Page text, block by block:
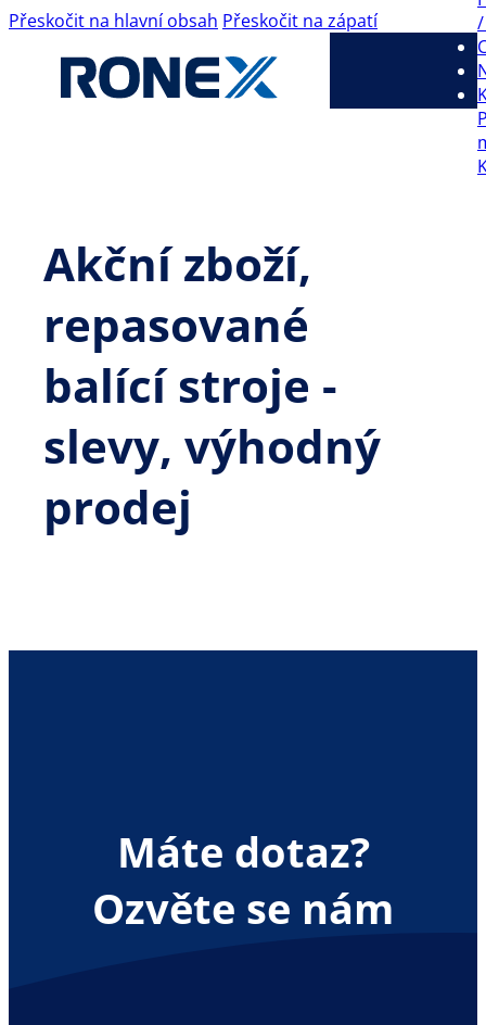
Přeskočit na hlavní obsah Přeskočit na zápatí
Akční zboží,
repasované
balící stroje -
slevy, výhodný
prodej
Máte dotaz?
Ozvěte se nám